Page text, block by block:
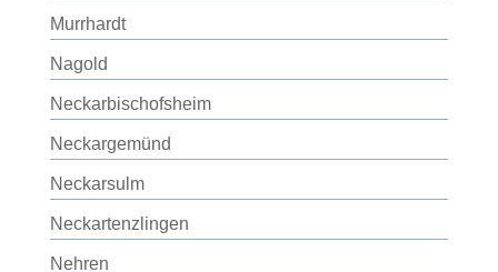
Murrhardt
Nagold
Neckarbischofsheim
Neckargemünd
Neckarsulm
Neckartenzlingen
Nehren